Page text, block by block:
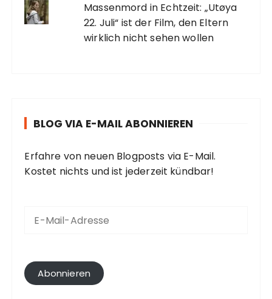
Massenmord in Echtzeit: „Utøya
22. Juli“ ist der Film, den Eltern
wirklich nicht sehen wollen
BLOG VIA E-MAIL ABONNIEREN
Erfahre von neuen Blogposts via E-Mail.
Kostet nichts und ist jederzeit kündbar!
l
-
Abonnieren